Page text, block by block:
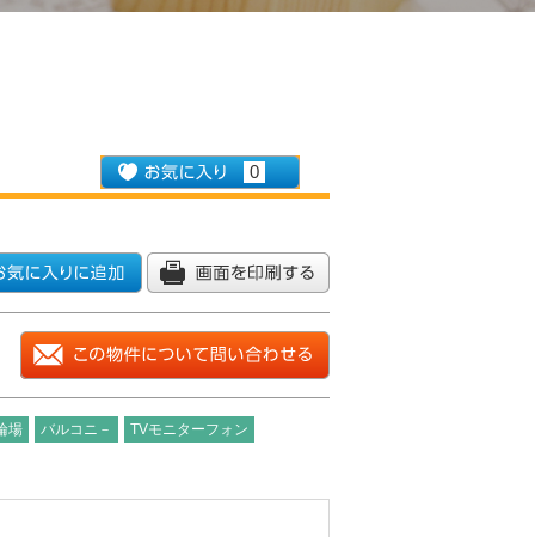
0
場 バルコニ－ TVモニターフォン